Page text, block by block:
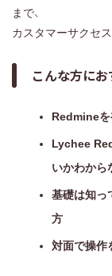
まで、
カスタマーサクセ
こんな方にお
Redmine
Lychee
いかわから
基礎は知っ
方
対面で操作